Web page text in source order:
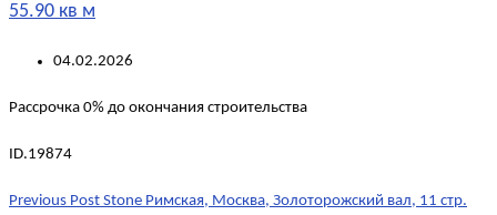
55.90 кв м
04.02.2026
Рассрочка 0% до окончания строительства
ID.19874
Post
Previous Post Stone Римская, Москва, Золоторожский вал, 11 стр.